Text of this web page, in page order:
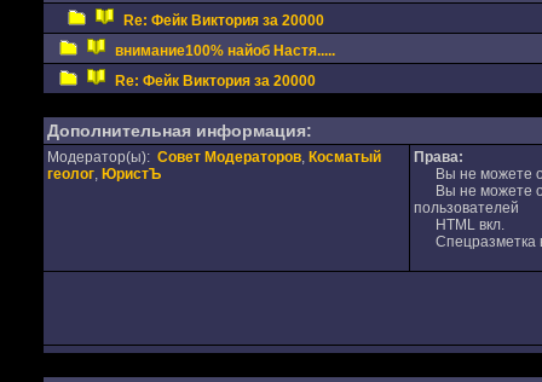
Re: Фейк Виктория за 20000
внимание100% найоб Настя.....
Re: Фейк Виктория за 20000
Дополнительная информация:
Модератор(ы): Совет Модераторов, Косматый
геолог, ЮристЪ
Права:
Вы не можете
Вы не можете
пользователей
HTML вкл.
Спецразметка